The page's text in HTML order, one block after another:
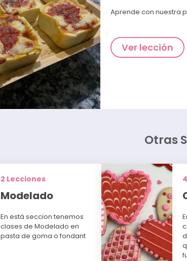
Aprende con nuestra
Ver lección
Otras
2 Lecciones
Modelado
En está seccion tenemos
clases de Modelado en
pasta de goma o fondant